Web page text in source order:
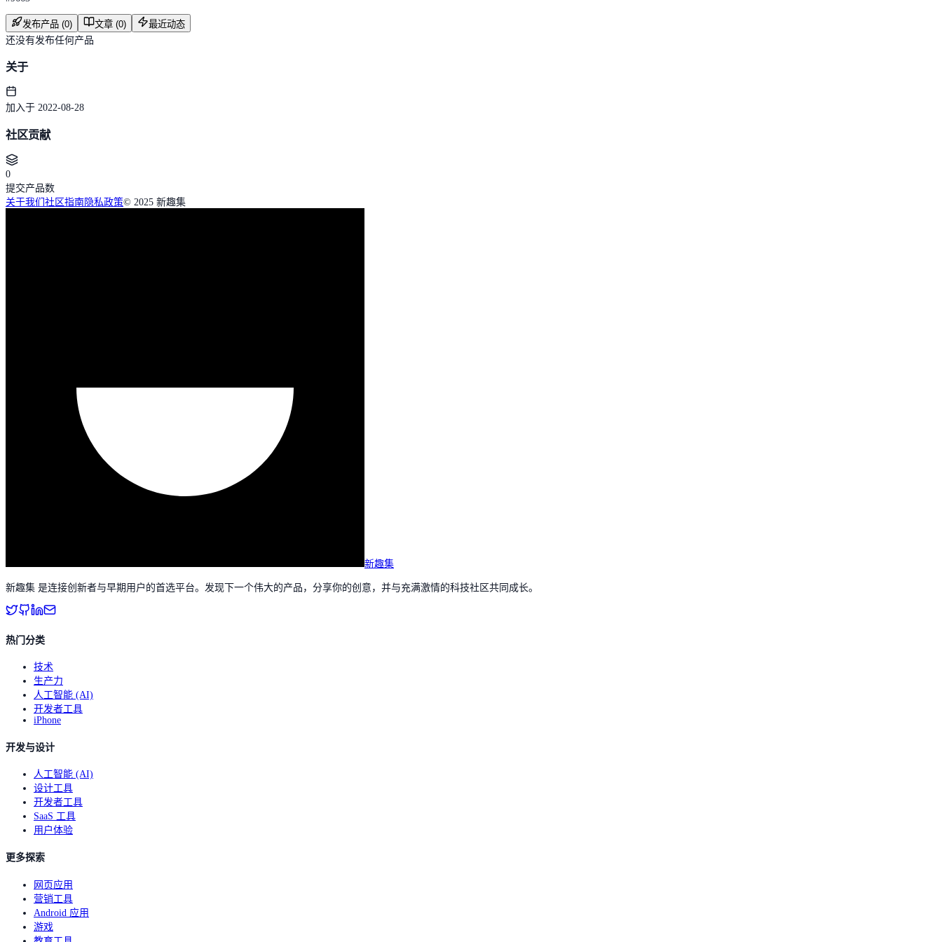
发布产品 (0) 文章 (0)
最近动态
还没有发布任何产品
关于
加入于 2022-08-28
社区贡献
0
提交产品数
关于我们 社区指南隐私政策© 2025 新趣集
新趣集
新趣集 是连接创新者与早期用户的首选平台。发现下一个伟大的产品，分享你的创意，并与充满激情的科技社区共同成长。
热门分类
技术
生产力
人工智能 (AI)
开发者工具
iPhone
开发与设计
人工智能 (AI)
设计工具
开发者工具
SaaS 工具
用户体验
更多探索
网页应用
营销工具
Android 应用
游戏